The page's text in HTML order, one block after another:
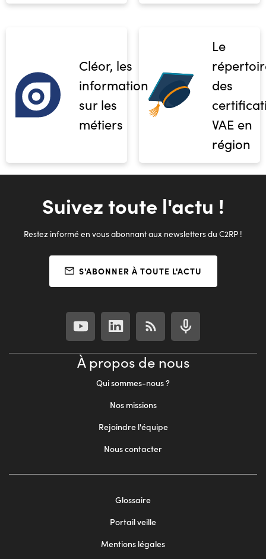
Cléor, les
informations
sur les
métiers
Le
des
VAE en
région
Suivez toute l'actu !
Restez informé en vous abonnant aux newsletters du C2RP !
S'ABONNER À TOUTE L'ACTU
À propos de nous
Qui sommes-nous ?
Nos missions
Rejoindre l'équipe
Nous contacter
Glossaire
Portail veille
Mentions légales